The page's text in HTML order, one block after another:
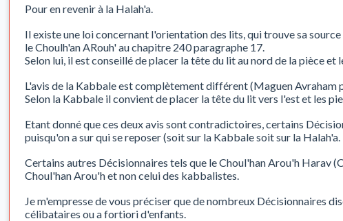
Pour en revenir à la Halah'a.
Il existe une loi concernant l'orientation des lits, qui trouve sa
le Choulh'an ARouh' au chapitre 240 paragraphe 17.
Selon lui, il est conseillé de placer la tête du lit au nord de la pièce et
L'avis de la Kabbale est complètement différent (Maguen Avraham
Selon la Kabbale il convient de placer la tête du lit vers l'est et les
Etant donné que ces deux avis sont contradictoires, certains
puisqu'on a sur qui se reposer (soit sur la Kabbale soit sur la Halah'a.
Certains autres Décisionnaires tels que le Choul'han Arou'h Harav
Choul'han Arou'h et non celui des kabbalistes.
Je m'empresse de vous préciser que de nombreux Décisionnaires
célibataires ou a fortiori d'enfants.